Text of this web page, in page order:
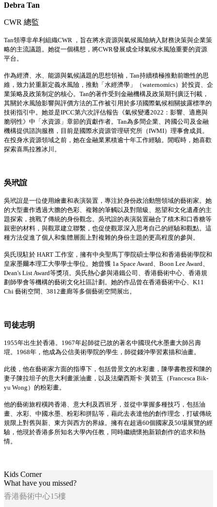
Debra Tan
CWR 總監
Tan領導非牟利組織CWR ， 旨在將水資源與氣候風險納入財務決策與企業策
略的主流議題。她從一個構想，將CWR發展成全球氣候水風險重要的資源
平台 。
作為經濟、 水、能源與氣候議題的思想領袖 ， Tan持續積極推動前瞻性的思
維，致力於重新定義水風險，推動「水經濟學 」（waternomics）於投資、企
業策略及政策制定的核心。 Tan的著作受到金融機構及政策期刊廣泛刊載，
其關於水風險影響與評價方法的工作被引用於多項國際氣候相關披露標準的
技術指引中。她並是IPCC第六次評估報告《氣候變遷2022 ： 影響、適應與
脆弱性》中「水資源」章節的貢獻作者。 Tan為多間企業、跨國公司及金融
機構提供諮詢服務，目前是國際水資源管理研究所 （IWMI） 理事會成員。
在投身水資源領域之前，她在金融業累積逾十年工作經驗。閒暇時，她喜歡
探索喜馬拉雅冰川 。
吳玳誼
吳玳誼是一位使用繪畫和表演裝置，專注於身份政治動態領域的藝術家。她
的大型畫作透過大膽的色彩、複雜的筆觸以及對階級、慾望和文化遺產的主
題探索，挑戰了傳統的身份觀念。吳玳誼的表演裝置融合了積木和口香糖等
親密的材料，與觀眾建立聯繫，也促使觀眾深入思考自己的經驗和觀點。這
種方法促進了個人和集體層面上對複雜的身份主題的更高程度的參與。
吳氏現駐於 HART 工作室，擁有中央聖馬丁學院碩士學位和香港藝術學院和
皇家墨爾本理工大學學士學位。 她曾獲 1a Space Award、Boon Lee Award、
Dean's List Award等獎項。吳氏熱心參與港鐵公司、香港藝術中心、香港規
劃師學會等機構的藝術文化社區計劃。她的作品曾在香港藝術中心、 K11
Chi 藝術空間、 3812畫廊等多個藝術空間展出。
司徒志明
1955年出生於香港。 1967年起師從已故的著名中國現代水墨畫大師呂壽
堒。 1968年，他成為公信美術學院的學生，師從錢沖學習素描和油畫。
此後，他在藝術家方面的指導下，包括曾景文的水彩畫，陳學書教授和陳的
妻子陳拉坦子的意大利畫派油畫，以及法蘭西斯卡·黃碧玉（Francesca Bik-
yu Wong ）的粉彩畫。
他的藝術旅程橫跨香港、意大利及西班牙，並從中掌握多種技巧，包括油
畫
水彩 中國水墨 粉彩和拼貼等 ， 藉此去表達他的創作理念，打破傳統
規限上對舊與新、東方與西方的界線 。 擁有在超過60個國家及50場展覽的經
驗，他現於香港多所知名大學內任教，同時繼續懷抱新穎創作的追求和熱
情。
Kids Corner
What have you missed?
香港藝術中心15樓